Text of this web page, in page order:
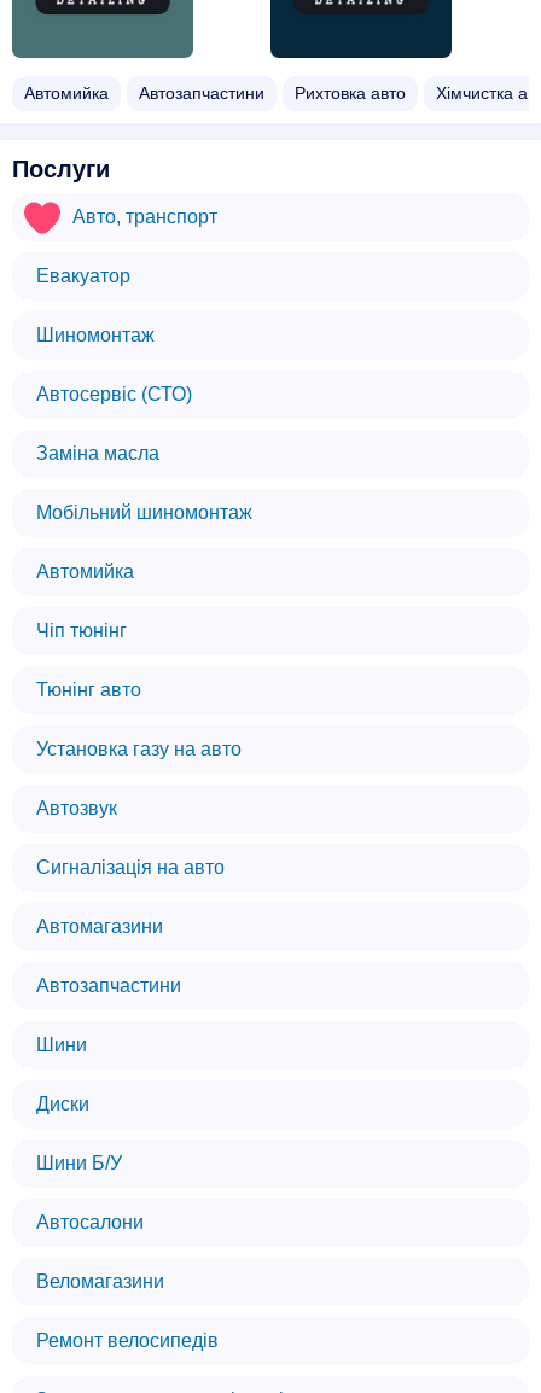
Автомийка Автозапчастини Рихтовка авто Хімчистка
Послуги
Авто, транспорт
Евакуатор
Шиномонтаж
Автосервіс (СТО)
Заміна масла
Мобільний шиномонтаж
Автомийка
Чіп тюнінг
Тюнінг авто
Установка газу на авто
Автозвук
Сигналізація на авто
Автомагазини
Автозапчастини
Шини
Диски
Шини Б/У
Автосалони
Веломагазини
Ремонт велосипедів